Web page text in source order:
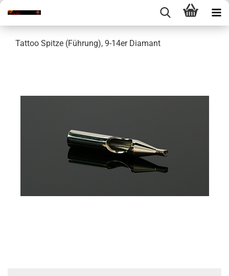
Tattoo Spitze (Führung), 9-14er Diamant